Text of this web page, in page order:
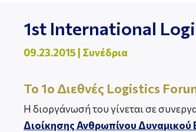
1st International
09.23.2015 Συνέδρια
Το 1o Διεθνές Logistics
Η διοργάνωσή του γίνεται σε
Διοίκησης Ανθρωπίνου